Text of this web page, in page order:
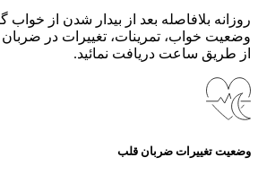
روزانه بلافاصله بعد از بیدار شدن از
وضعیت خواب، تمرینات، تغییرات در ضربان
از طریق ساعت دریافت نمائید.
وضعیت تغییرات ضربان قلب